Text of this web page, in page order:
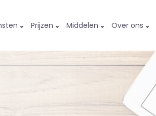
Prijzen Middelen Over ons